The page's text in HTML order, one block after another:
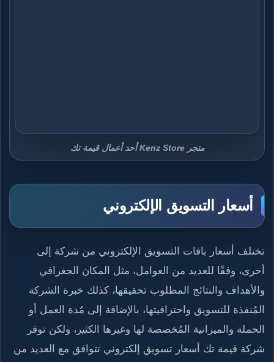
متجر Kenz Store أحد أعمال قيمة تك
أسعار التسويق الإلكتروني
تختلف أسعار باقات التسويق الإلكتروني من شركة إلى
أخرى، وفقًا للعديد من العوامل، مثل المكان الجغرافي
والأهداف والنتائج المطلوب تحقيقها، كذلك خبرة الشركة
المُنفذة للتسويق واحترافيتها، بالإضافة إلى مُدة العمل أو
الحملة والميزانية المُخصصة لها وغيرها الكثير، ولكن توفر
شركة قيمة تك أسعار تسويق إلكتروني تتوافق مع العديد من